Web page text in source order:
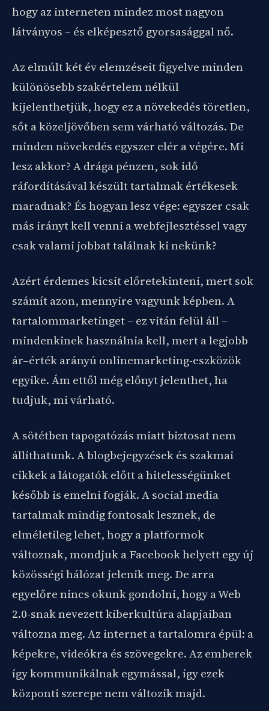
hogy az interneten mindez most nagyon
látványos – és elképesztő gyorsasággal nő.
Az elmúlt két év elemzéseit figyelve minden
különösebb szakértelem nélkül
kijelenthetjük, hogy ez a növekedés töretlen,
sőt a közeljövőben sem várható változás. De
minden növekedés egyszer elér a végére. Mi
lesz akkor? A drága pénzen, sok idő
ráfordításával készült tartalmak értékesek
maradnak? És hogyan lesz vége: egyszer csak
más irányt kell venni a webfejlesztéssel vagy
csak valami jobbat találnak ki nekünk?
Azért érdemes kicsit előretekinteni, mert sok
számít azon, mennyire vagyunk képben. A
tartalommarketinget – ez vitán felül áll –
mindenkinek használnia kell, mert a legjobb
ár–érték arányú onlinemarketing-eszközök
egyike. Ám ettől még előnyt jelenthet, ha
tudjuk, mi várható.
A sötétben tapogatózás miatt biztosat nem
állíthatunk. A blogbejegyzések és szakmai
cikkek a látogatók előtt a hitelességünket
később is emelni fogják. A social media
tartalmak mindig fontosak lesznek, de
elméletileg lehet, hogy a platformok
változnak, mondjuk a Facebook helyett egy új
közösségi hálózat jelenik meg. De arra
egyelőre nincs okunk gondolni, hogy a Web
2.0-snak nevezett kiberkultúra alapjaiban
változna meg. Az internet a tartalomra épül: a
képekre, videókra és szövegekre. Az emberek
így kommunikálnak egymással, így ezek
központi szerepe nem változik majd.